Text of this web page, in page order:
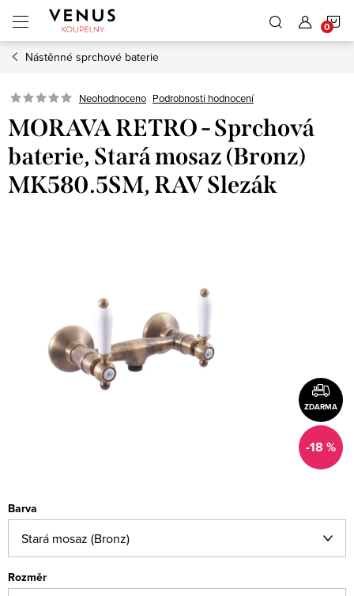
obsah
Nástěnné sprchové baterie
Neohodnoceno Podrobnosti hodnocení
MORAVA RETRO - Sprchová
baterie, Stará mosaz (Bronz)
MK580.5SM, RAV Slezák
ZDARMA
-18 %
Barva
Rozměr